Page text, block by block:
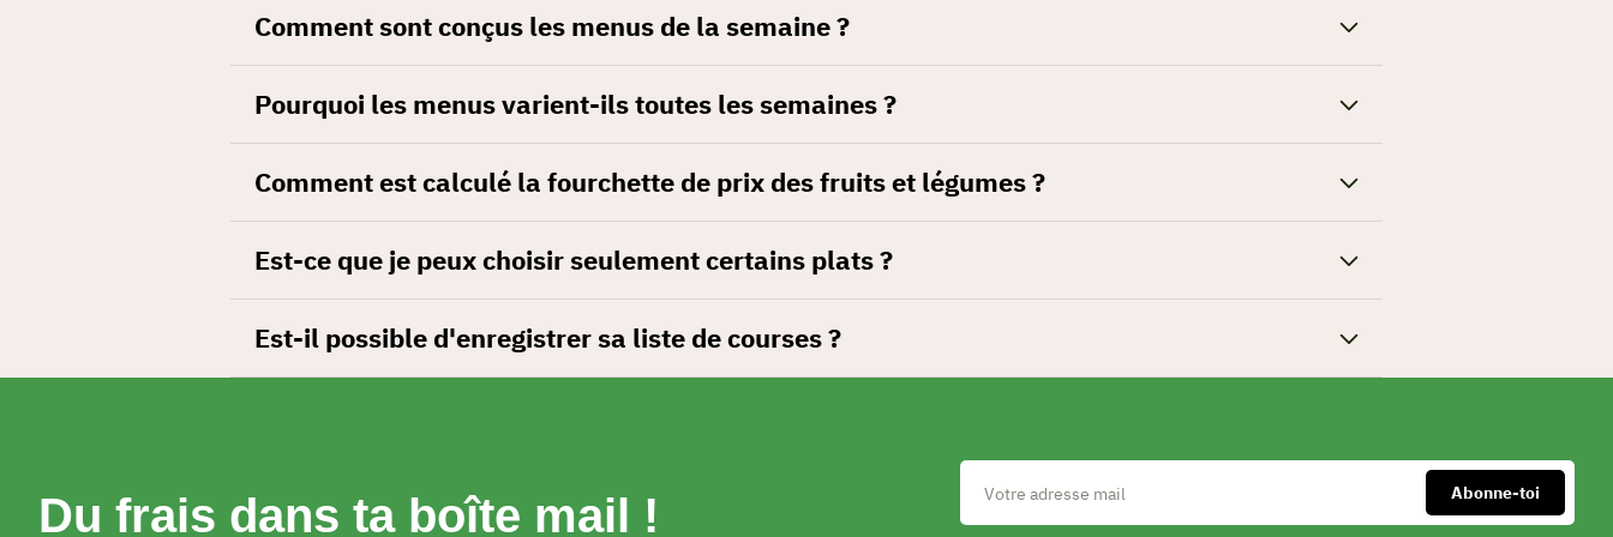
Comment sont conçus les menus de la semaine ?
Pourquoi les menus varient-ils toutes les semaines ?
Comment est calculé la fourchette de prix des fruits et légumes ?
Est-ce que je peux choisir seulement certains plats ?
Est-il possible d'enregistrer sa liste de courses ?
Du frais dans ta boîte mail !